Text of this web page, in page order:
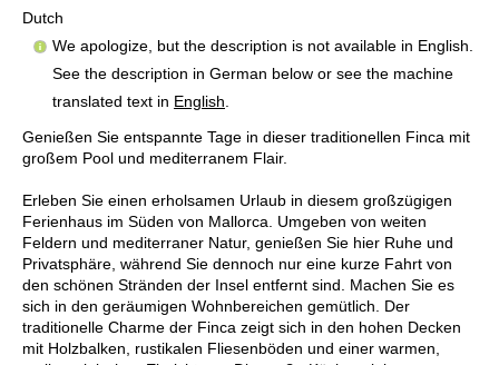
Dutch
We apologize, but the description is not available in English.
See the description in German below or see the machine
translated text in English
Genießen Sie entspannte Tage in dieser traditionellen Finca mit
großem Pool und mediterranem Flair.
Erleben Sie einen erholsamen Urlaub in diesem großzügigen
Ferienhaus im Süden von Mallorca. Umgeben von weiten
Feldern und mediterraner Natur, genießen Sie hier Ruhe und
Privatsphäre, während Sie dennoch nur eine kurze Fahrt von
den schönen Stränden der Insel entfernt sind. Machen Sie es
sich in den geräumigen Wohnbereichen gemütlich. Der
traditionelle Charme der Finca zeigt sich in den hohen Decken
mit Holzbalken, rustikalen Fliesenböden und einer warmen,